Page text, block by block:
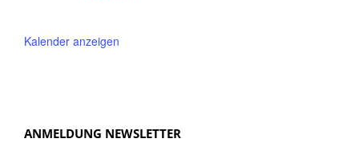
Kalender anzeigen
ANMELDUNG NEWSLETTER